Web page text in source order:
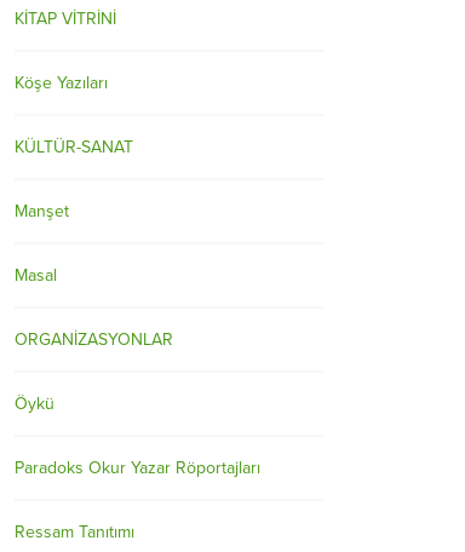
KİTAP VİTRİNİ
Köşe Yazıları
KÜLTÜR-SANAT
Manşet
Masal
ORGANİZASYONLAR
Öykü
Paradoks Okur Yazar Röportajları
Ressam Tanıtımı